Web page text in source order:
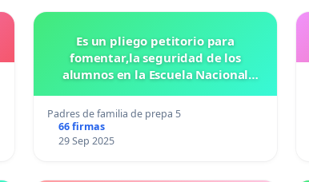
Es un pliego petitorio para
fomentar,la seguridad de los
alumnos en la Escuela Nacional
VASCONCELOSN
Padres de familia de prepa 5
66 firmas
29 Sep 2025